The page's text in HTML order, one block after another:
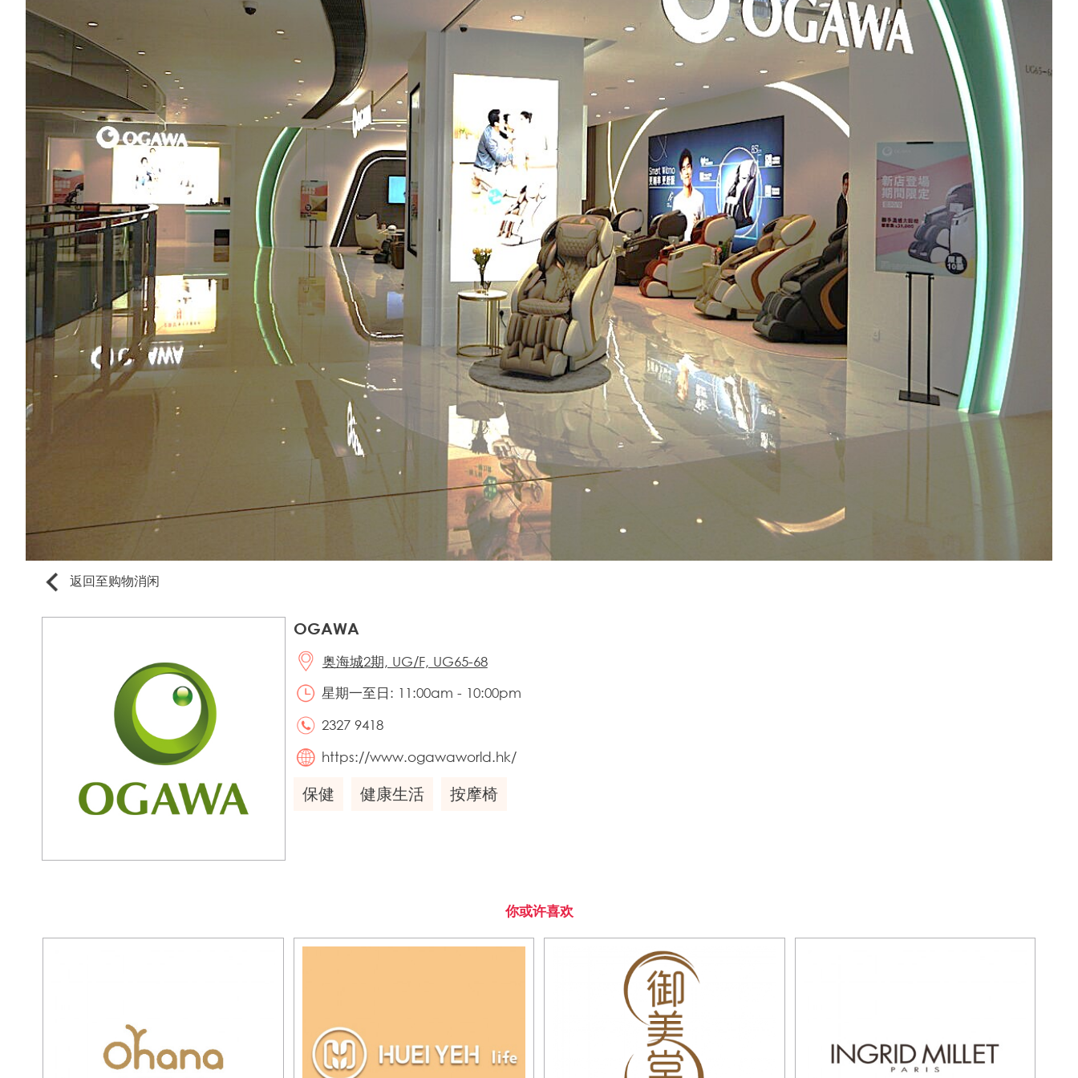
返回至购物消闲
OGAWA
奥海城2期, UG/F, UG65-68
星期一至日: 11:00am - 10:00pm
2327 9418
https://www.ogawaworld.hk/
保健 健康生活 按摩椅
你或许喜欢